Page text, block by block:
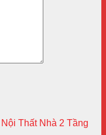
Thất Nhà 2 Tầng